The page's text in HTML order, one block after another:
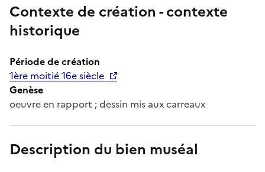
Contexte de création - contexte
historique
Période de création
1ère moitié 16e siècle
Genèse
oeuvre en rapport ; dessin mis aux carreaux
Description du bien muséal